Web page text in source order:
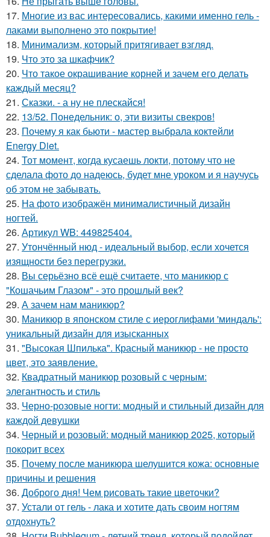
17. Многие из вас интересовались, какими именно гель -
лаками выполнено это покрытие!
18. Минимализм, который притягивает взгляд.
19. Что это за шкафчик?
20. Что такое окрашивание корней и зачем его делать
каждый месяц?
21. Сказки. - а ну не плескайся!
22. 13/52. Понедельник: о, эти визиты свекров!
23. Почему я как бьюти - мастер выбрала коктейли
Energy Diet.
24. Тот момент, когда кусаешь локти, потому что не
сделала фото до надеюсь, будет мне уроком и я научусь
об этом не забывать.
25. На фото изображён минималистичный дизайн
ногтей.
26. Артикул WB: 449825404.
27. Утончённый нюд - идеальный выбор, если хочется
изящности без перегрузки.
28. Вы серьёзно всё ещё считаете, что маникюр с
"Кошачьим Глазом" - это прошлый век?
29. А зачем нам маникюр?
30. Маникюр в японском стиле с иероглифами 'миндаль':
уникальный дизайн для изысканных
31. "Высокая Шпилька". Красный маникюр - не просто
цвет, это заявление.
32. Квадратный маникюр розовый с черным:
элегантность и стиль
33. Черно-розовые ногти: модный и стильный дизайн для
каждой девушки
34. Черный и розовый: модный маникюр 2025, который
покорит всех
35. Почему после маникюра шелушится кожа: основные
причины и решения
36. Доброго дня! Чем рисовать такие цветочки?
37. Устали от гель - лака и хотите дать своим ногтям
отдохнуть?